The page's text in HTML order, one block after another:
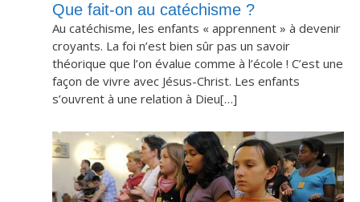
Que fait-on au catéchisme ?
Au catéchisme, les enfants « apprennent » à devenir
croyants. La foi n’est bien sûr pas un savoir
théorique que l’on évalue comme à l’école ! C’est une
façon de vivre avec Jésus-Christ. Les enfants
s’ouvrent à une relation à Dieu[…]